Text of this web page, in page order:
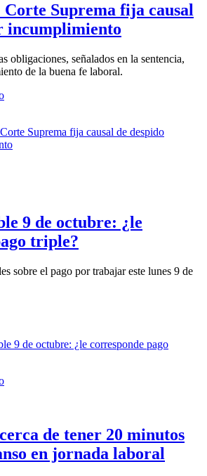
Suprema fija causal
incumplimiento
obligaciones, señalados en la sentencia,
de la buena fe laboral.
9 de octubre: ¿le
triple?
sobre el pago por trabajar este lunes 9 de
de tener 20 minutos
en jornada laboral